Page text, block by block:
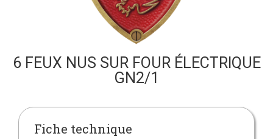
6 FEUX NUS SUR FOUR ÉLECTRIQUE
GN2/1
Fiche technique